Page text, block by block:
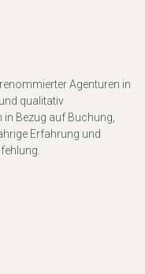
Agenturen in
qualitativ
Bezug auf Buchung,
Erfahrung und